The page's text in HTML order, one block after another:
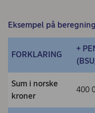
Eksempel på
FORKLARING
+
Sum i norske
kroner
400